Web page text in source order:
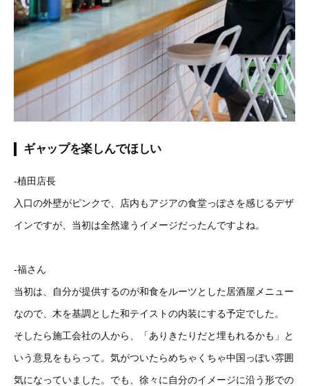
ギャップを楽しんでほしい
-植田店長
入口の外壁がピンクで、店内もアジアの食堂っぽさを感じるデザ
インですが、当初は全然違うイメージだったんですよね。
-福さん
当初は、自分が提供するのが和食をルーツとした居酒屋メニュー
なので、木を基調とした和テイストの内装にする予定でした。
そしたら施工会社の人から、「ありきたりだと埋もれるかも」と
いう意見をもらって。気がついたらめちゃくちゃ中国っぽい雰囲
気になっていました。でも、徐々に自分のイメージに沿う形での